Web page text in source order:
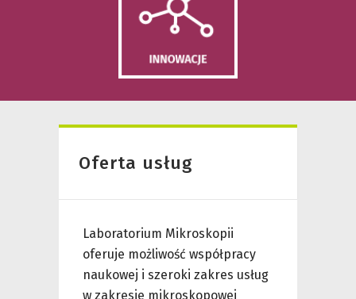
Oferta usług
Laboratorium Mikroskopii
oferuje możliwość współpracy
naukowej i szeroki zakres usług
w zakresie mikroskopowej